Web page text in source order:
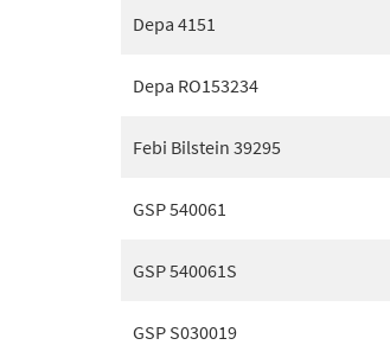
Depa 4151
Depa RO153234
Febi Bilstein 39295
GSP 540061
GSP 540061S
GSP S030019